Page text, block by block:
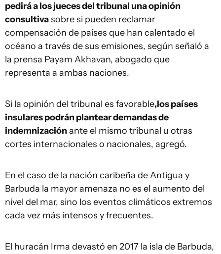
pedirá a los jueces del tribunal una opinión
consultivasobre si pueden reclamar
compensación de países que han calentado el
océano a través de sus emisiones, según señaló a
la prensa Payam Akhavan, abogado que
representa a ambas naciones.
Si la opinión del tribunal es favorable,los países
insulares podrán plantear demandas de
indemnizaciónante el mismo tribunal u otras
cortes internacionales o nacionales, agregó.
En el caso de la nación caribeña de Antigua y
Barbuda la mayor amenaza no es el aumento del
nivel del mar, sino los eventos climáticos extremos
cada vez más intensos y frecuentes.
El huracán Irma devastó en 2017 la isla de Barbuda,